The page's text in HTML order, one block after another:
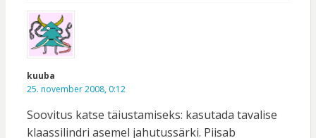
kuuba
25. november 2008, 0:12
Soovitus katse täiustamiseks: kasutada tavalise
klaassilindri asemel jahutussärki. Piisab